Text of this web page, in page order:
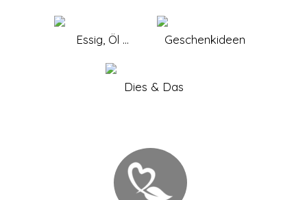
Essig, Öl ... Geschenkideen
Dies & Das